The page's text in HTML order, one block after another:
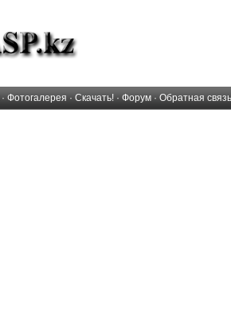
· Фотогалерея · Скачать! · Форум · Обратная связь